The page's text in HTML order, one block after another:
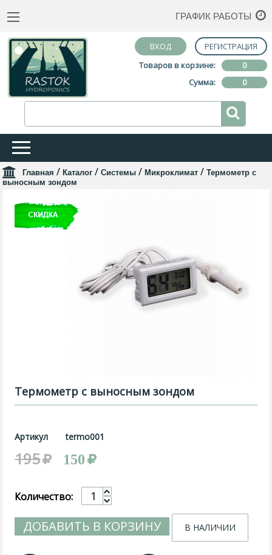
ГРАФИК РАБОТЫ
ВХОД
РЕГИСТРАЦИЯ
Товаров в корзине:
0
Сумма:
0
Главная / Каталог / Системы / Микроклимат / Термометр с
выносным зондом
Термометр с выносным зондом
Артикул termo001
195 150
Количество:
ДОБАВИТЬ В КОРЗИНУ В НАЛИЧИИ